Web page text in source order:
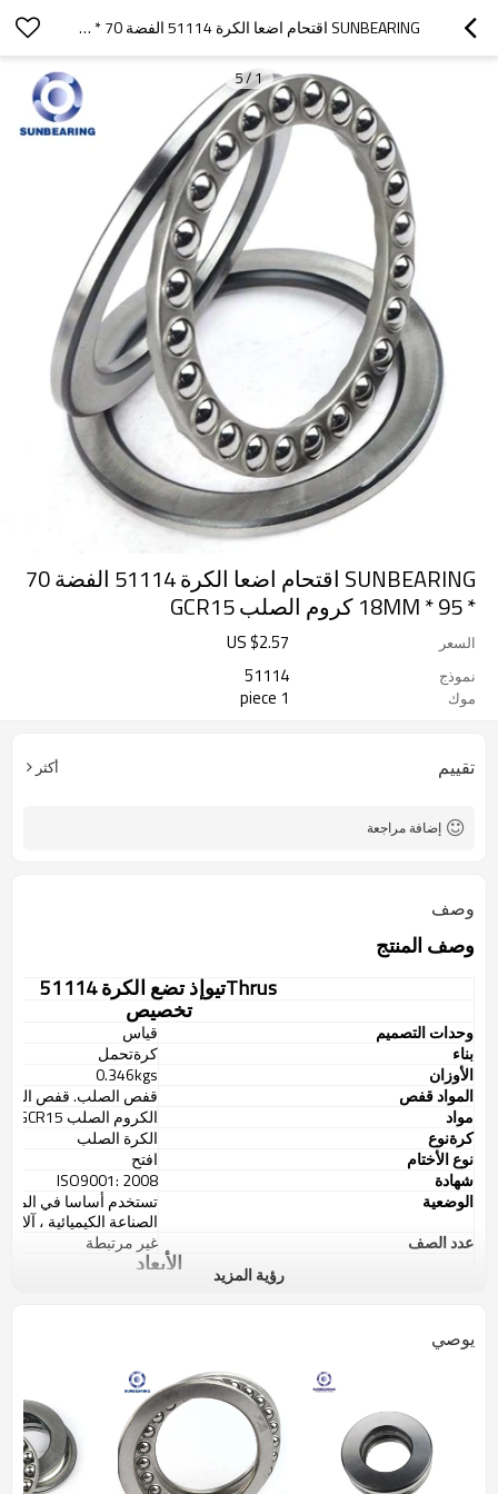
SUNBEARING اقتحام اضعا الكرة 51114 الفضة 70 * 95 * 18MM كروم الصلب GCR15
1
/
5
SUNBEARING اقتحام اضعا الكرة 51114 الفضة 70
* 95 * 18MM كروم الصلب GCR15
السعر US $2.57
نموذج 51114
موك 1 piece
تقييم أكثر
إضافة مراجعة
وصف
وصف المنتج
Thrusتيوإذ تضع الكرة 51114
تخصيص
وحدات التصميم
قياس
بناء
كرةتحمل
الأوزان
0.346kgs
المواد قفص
قفص الصلب. قفص
مواد
الكروم الصلب GCR15
كرةنوع
الكرة الصلب
نوع الأختام
افتح
شهادة
ISO9001: 2008
الوضعية
تستخدم أساسا في
الصناعة الكيميائية ، آلات
عدد الصف
غير مرتبطة
الأبعاد
تخليص
C2 C3 C4 C5 C0
18مم
تصنيفات الحمل الأساسية
تصنيف الحمل الديناميكي
43500N
127000N
رؤية المزيد
يوصي